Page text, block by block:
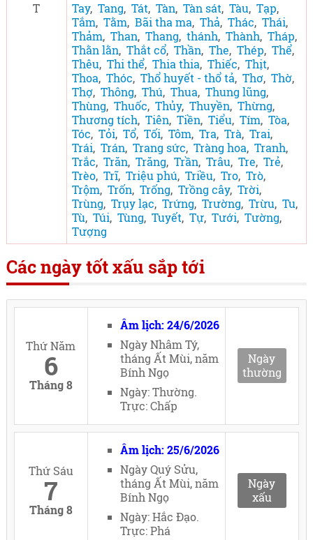
T
Tay, Tang, Tát, Tàn, Tàn sát, Tàu, Tạp,
Tắm, Tằm, Bãi tha ma, Thả, Thác, Thái,
Thảm, Than, Thang, thánh, Thành, Tháp,
Thằn lằn, Thắt cổ, Thần, The, Thép, Thể,
Thêu, Thi thể, Thia thia, Thiếc, Thịt,
Thoa, Thóc, Thổ huyết - thổ tả, Thơ, Thờ,
Thợ, Thông, Thú, Thua, Thung lũng,
Thùng, Thuốc, Thủy, Thuyền, Thừng,
Thương tích, Tiên, Tiền, Tiểu, Tím, Tòa,
Tóc, Tỏi, Tổ, Tối, Tôm, Tra, Trà, Trai,
Trái, Trán, Trang sức, Tràng hoa, Tranh,
Trắc, Trăn, Trăng, Trần, Trâu, Tre, Trẻ,
Trèo, Trĩ, Triệu phú, Triều, Tro, Trò,
Trộm, Trốn, Trống, Trồng cây, Trời,
Trùng, Trụy lạc, Trứng, Trường, Trừu, Tu,
Tù, Túi, Tùng, Tuyết, Tự, Tưới, Tường,
Tượng
Các ngày tốt xấu sắp tới
Thứ Năm
6
Tháng 8
Âm lịch: 24/6/2026
Ngày Nhâm Tý,
tháng Ất Mùi, năm
Bính Ngọ
Ngày: Thường.
Trực: Chấp
Ngày
thường
Thứ Sáu
7
Tháng 8
Âm lịch: 25/6/2026
Ngày Quý Sửu,
tháng Ất Mùi, năm
Bính Ngọ
Ngày: Hắc Đạo.
Trực: Phá
Ngày
xấu